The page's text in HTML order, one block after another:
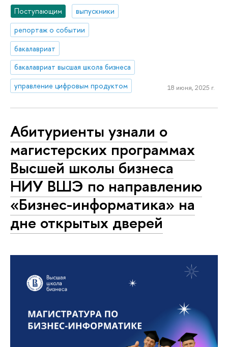
Поступающим
выпускники
репортаж о событии
бакалавриат
бакалавриат высшая школа бизнеса
управление цифровым продуктом
18 июня, 2025 г.
Абитуриенты узнали о
магистерских программах
Высшей школы бизнеса
НИУ ВШЭ по направлению
«Бизнес-информатика» на
дне открытых дверей